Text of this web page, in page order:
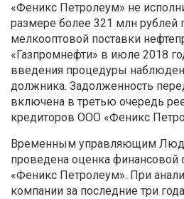
«Феникс Петролеум» не
размере более 321 млн рублей
мелкооптовой поставки
«Газпромнефти» в июле 2018
введения процедуры
должника. Задолженность
включена в третью очередь
кредиторов ООО «Феникс
Временным управляющим
проведена оценка финансовой
«Феникс Петролеум». При
компании за последние три